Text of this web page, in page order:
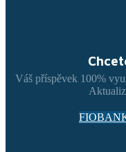
Váš příspěvek 100%